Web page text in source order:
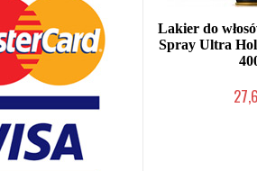
Lakier do
Spray Ultra